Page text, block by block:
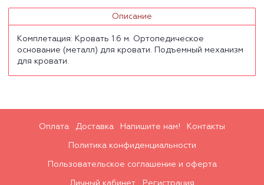
Описание
Комплетация: Кровать 1.6 м. Ортопедическое
основание (металл) для кровати. Подъемный механизм
для кровати.
Оплата Доставка Напишите нам! Контакты
Политика конфиденциальности
Пользовательское соглашение и оферта